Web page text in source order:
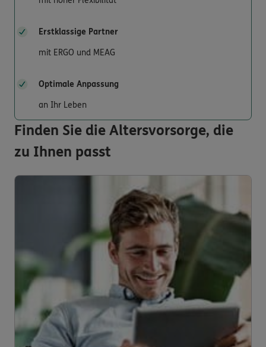
Erstklassige Partner
mit ERGO und MEAG
Optimale Anpassung
an Ihr Leben
Finden Sie die Altersvorsorge, die
zu Ihnen passt